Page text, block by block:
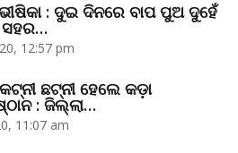
: ଦୁଇ ଦିନରେ ବାପ ପୁଅ ଦୁହେଁ
ସହର…
12:57 pm
ଛଟ୍‌ନୀ ହେଲେ କଡ଼ା
: ଜିଲ୍ଲା…
11:07 am